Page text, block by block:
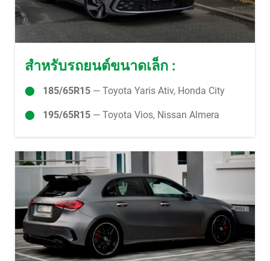
สำหรับรถยนต์ขนาดเล็ก :
185/65R15 — Toyota Yaris Ativ, Honda City
195/65R15 — Toyota Vios, Nissan Almera